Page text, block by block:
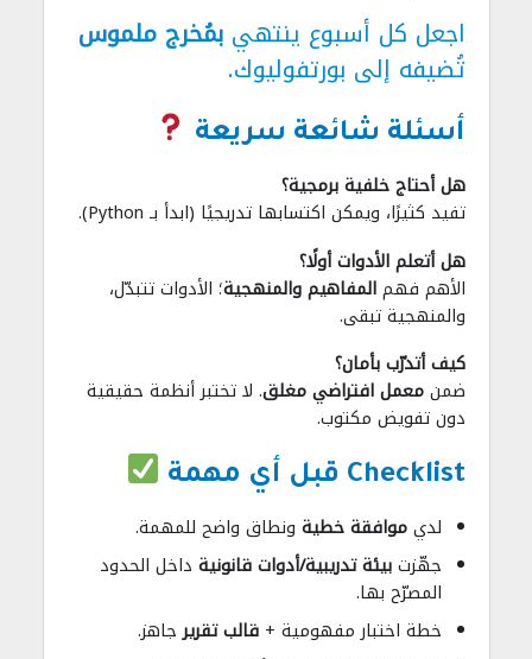
اجعل كل أسبوع ينتهيبمُخرج ملموس
تُضيفه إلى بورتفوليوك.
أسئلة شائعة سريعة
هل أحتاج خلفية برمجية؟
تفيد كثيرًا، ويمكن اكتسابها تدريجيًا (ابدأ بـ Python).
هل أتعلم الأدوات أولًا؟
الأهم فهمالمفاهيم والمنهجية؛ الأدوات تتبدّل،
والمنهجية تبقى.
كيف أتدرّب بأمان؟
ضمنمعمل افتراضي مغلق. لا تختبر أنظمة حقيقية
دون تفويض مكتوب.
Checklist قبل أي مهمة
لديموافقة خطية ونطاق واضح للمهمة.
جهّزتبيئة تدريبية/أدوات قانونية داخل الحدود
المصرّح بها.
خطة اختبار مفهومية +قالب تقريرجاهز.